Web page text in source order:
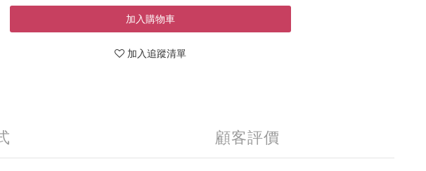
加入購物車
加入追蹤清單
顧客評價